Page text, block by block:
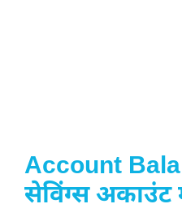
Account
सेविंग्स अकाउंट